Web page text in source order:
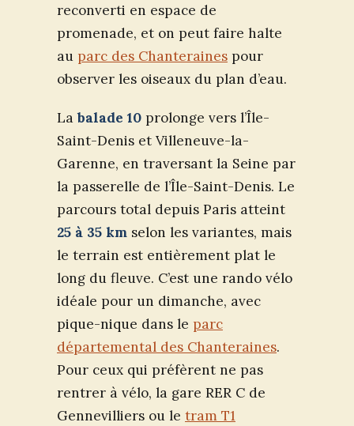
reconverti en espace de
promenade, et on peut faire halte
au parc des Chanteraines pour
observer les oiseaux du plan d’eau.
Labalade 10 prolonge vers l’Île-
Saint-Denis et Villeneuve-la-
Garenne, en traversant la Seine par
la passerelle de l’Île-Saint-Denis. Le
parcours total depuis Paris atteint
25 à 35 km selon les variantes, mais
le terrain est entièrement plat le
long du fleuve. C’est une rando vélo
idéale pour un dimanche, avec
pique-nique dans le parc
départemental des Chanteraines.
Pour ceux qui préfèrent ne pas
rentrer à vélo, la gare RER C de
Gennevilliers ou le tram T1